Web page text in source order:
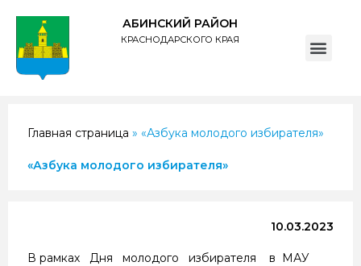
АБИНСКИЙ РАЙОН
КРАСНОДАРСКОГО КРАЯ
Главная страница » «Азбука молодого избирателя»
«Азбука молодого избирателя»
10.03.2023
В рамках Дня молодого избирателя в МАУ